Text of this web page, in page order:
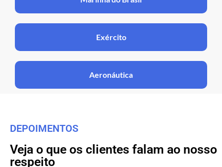
Exército
Aeronáutica
DEPOIMENTOS
Veja o que os clientes falam ao nosso
respeito